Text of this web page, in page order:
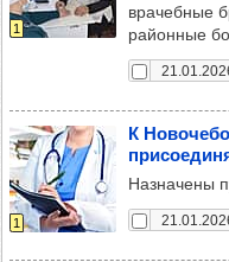
1
врачебные
районные
1
К
Назначены